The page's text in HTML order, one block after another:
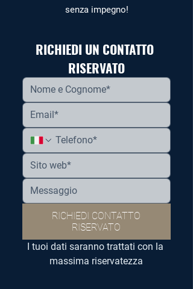
senza impegno!
RICHIEDI UN CONTATTO
RISERVATO
RICHIEDI CONTATTO
RISERVATO
I tuoi dati saranno trattati con la
massima riservatezza